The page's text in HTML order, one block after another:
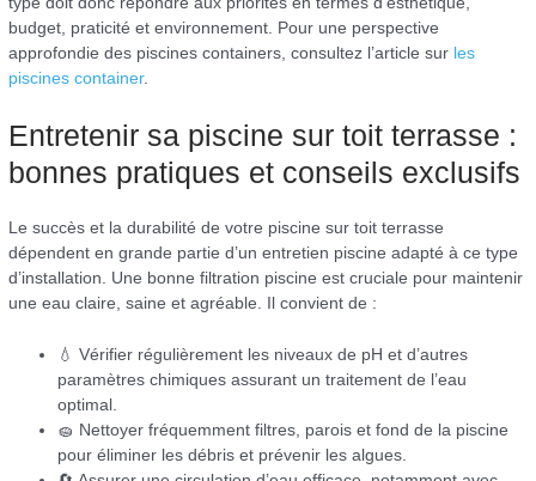
budget, praticité et environnement. Pour une perspective
approfondie des piscines containers, consultez l’article sur les
piscines container.
Entretenir sa piscine sur toit terrasse :
bonnes pratiques et conseils exclusifs
Le succès et la durabilité de votre piscine sur toit terrasse
dépendent en grande partie d’un entretien piscine adapté à ce type
d’installation. Une bonne filtration piscine est cruciale pour maintenir
une eau claire, saine et agréable. Il convient de :
💧 Vérifier régulièrement les niveaux de pH et d’autres
paramètres chimiques assurant un traitement de l’eau
optimal.
🧽 Nettoyer fréquemment filtres, parois et fond de la piscine
pour éliminer les débris et prévenir les algues.